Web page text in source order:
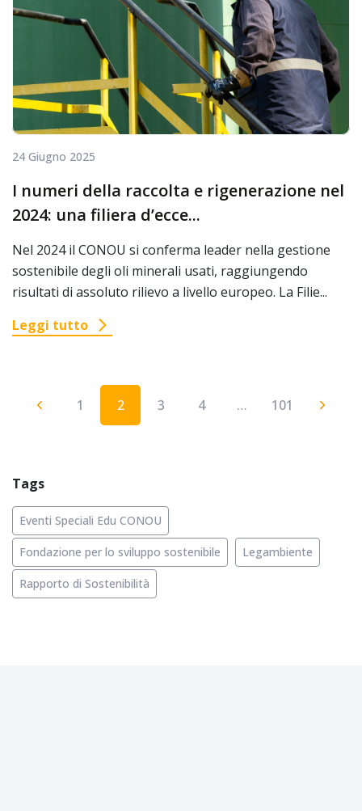
24 Giugno 2025
I numeri della raccolta e rigenerazione nel
2024: una filiera d’ecce...
Nel 2024 il CONOU si conferma leader nella gestione
sostenibile degli oli minerali usati, raggiungendo
risultati di assoluto rilievo a livello europeo. La Filie...
Leggi tutto
1 2 3 4 … 101
Tags
Eventi Speciali Edu CONOU
Fondazione per lo sviluppo sostenibile Legambiente
Rapporto di Sostenibilità